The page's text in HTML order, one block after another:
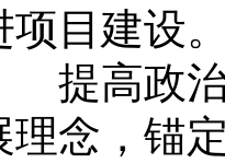
项目建设
高政治
理念，锚